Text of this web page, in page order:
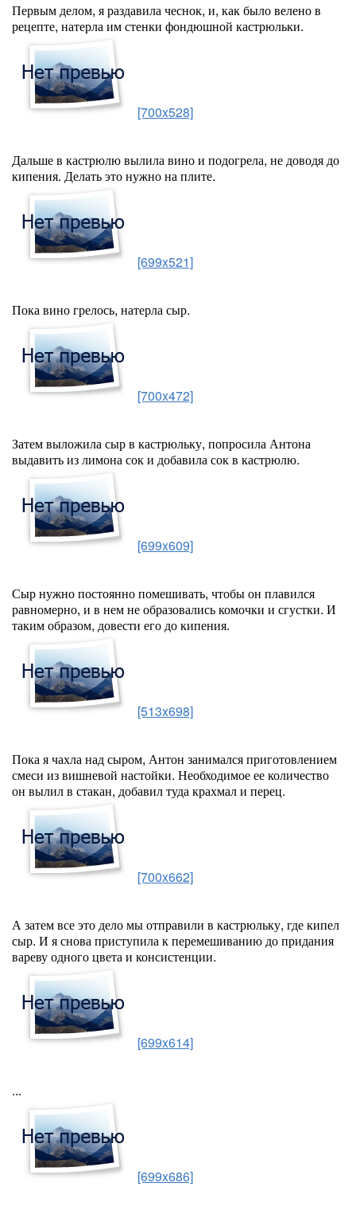
Первым делом, я раздавила чеснок, и, как было велено в
рецепте, натерла им стенки фондюшной кастрюльки.
[700x528]
Дальше в кастрюлю вылила вино и подогрела, не доводя до
кипения. Делать это нужно на плите.
[699x521]
Пока вино грелось, натерла сыр.
[700x472]
Затем выложила сыр в кастрюльку, попросила Антона
выдавить из лимона сок и добавила сок в кастрюлю.
[699x609]
Сыр нужно постоянно помешивать, чтобы он плавился
равномерно, и в нем не образовались комочки и сгустки. И
таким образом, довести его до кипения.
[513x698]
Пока я чахла над сыром, Антон занимался приготовлением
смеси из вишневой настойки. Необходимое ее количество
он вылил в стакан, добавил туда крахмал и перец.
[700x662]
А затем все это дело мы отправили в кастрюльку, где кипел
сыр. И я снова приступила к перемешиванию до придания
вареву одного цвета и консистенции.
[699x614]
...
[699x686]